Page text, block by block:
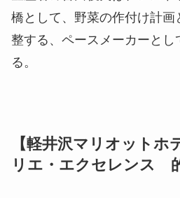
橋として、野菜の作付け計画
整する、ペースメーカーとし
る。
【軽井沢マリオット
リエ・エクセレンス